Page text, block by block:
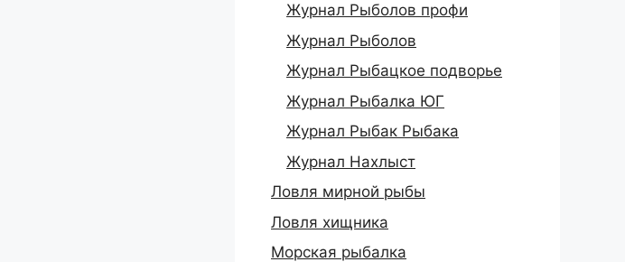
Журнал Рыболов профи
Журнал Рыболов
Журнал Рыбацкое подворье
Журнал Рыбалка ЮГ
Журнал Рыбак Рыбака
Журнал Нахлыст
Ловля мирной рыбы
Ловля хищника
Морская рыбалка